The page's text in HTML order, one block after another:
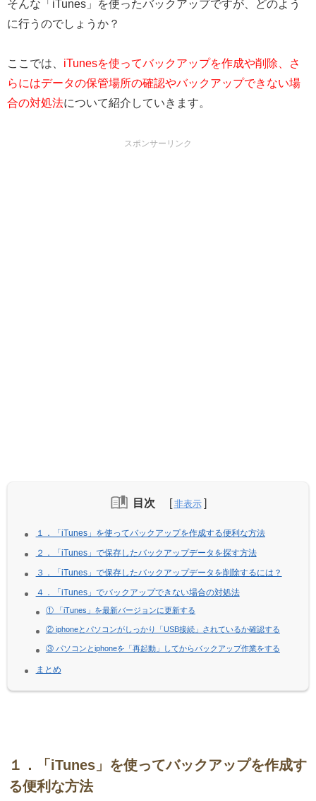
そんな「iTunes」を使ったバックアップですが、どのよう
に行うのでしょうか？
ここでは、 iTunesを使ってバックアップを作成や削除、さ
らにはデータの保管場所の確認やバックアップできない場
合の対処法について紹介していきます。
スポンサーリンク
目次
１．「iTunes」を使ってバックアップを作成する便利な方法
２．「iTunes」で保存したバックアップデータを探す方法
３．「iTunes」で保存したバックアップデータを削除するには？
４．「iTunes」でバックアップできない場合の対処法
① 「iTunes」を最新バージョンに更新する
② iphoneとパソコンがしっかり「USB接続」されているか確認する
③ パソコンとiphoneを「再起動」してからバックアップ作業をする
まとめ
１．「iTunes」を使ってバックアップを作成す
る便利な方法